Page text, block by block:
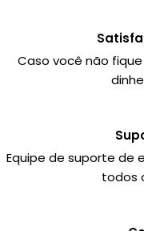
Caso você não
Equipe de suporte de
todos